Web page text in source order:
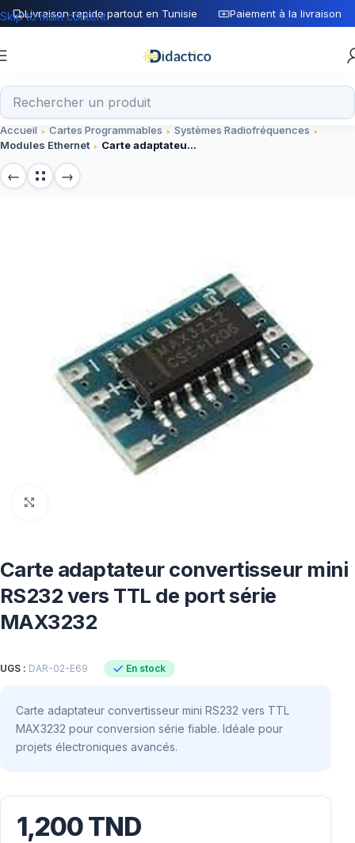
Livraison rapide partout en Tunisie Paiement à la livraison
Skip to main content
Accueil Cartes Programmables
Systèmes Radiofréquences
Modules Ethernet
Carte adaptateur convertisseur mini RS232 vers TTL de port série MAX3232
Carte adaptateur convertisseur mini
RS232 vers TTL de port série
MAX3232
UGS : DAR-02-E69 En stock
Carte adaptateur convertisseur mini RS232 vers TTL
MAX3232 pour conversion série fiable. Idéale pour
projets électroniques avancés.
1,200TND